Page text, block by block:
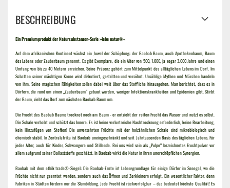
BESCHREIBUNG
Ein Premiumprodukt der Natursubstanzen-Serie »lebe natur®«
Auf dem afrikanischen Kontinent wächst ein Juwel der Schöpfung: der Baobab Baum, auch Apothekenbaum, Baum
des Lebens oder Zauberbaum genannt. Es gibt Exemplare, die ein Alter von 500, 1.000, ja sogar 3.000 Jahre und einen
Umfang von bis zu 40 Metern erreichen. Seine Präsenz gehört zum Mittelpunkt des alltäglichen Lebens im Dorf. Im
Schatten seiner mächtigen Krone wird diskutiert, gestritten und versöhnt. Unzählige Mythen und Märchen handeln
von ihm. Seine magischen Fähigkeiten sollen dabei weit über das Stoffliche hinausgehen. Man berichtet, dass es in
Dörfern, die rund um einen „Zauberbaum“ gebaut wurden, weniger Infektionskrankheiten und Epidemien gibt. Stirbt
der Baum, zieht das Dorf zum nächsten Baobab Baum um.
Die Frucht des Baobab Baums trocknet noch am Baum - er entzieht der reifen Frucht das Wasser und nutzt es selbst.
Die Schale verholzt und schützt das Innere. Es ist keine verlustreiche Nachtrocknung erforderlich, keine Bearbeitung,
kein Hinzufügen von Stoffen! Die unversehrten Früchte mit der holzähnlichen Schale sind mikrobiologisch und
chemisch stabil. In Zentralafrika ist Baobab uneingeschränkt und seit Jahrtausenden Basis des täglichen Lebens. Für
jedes Alter, auch für Kinder, Schwangere und Stillende. Bei uns wird sein als „Pulpe“ bezeichnetes Fruchtpulver vor
allem aufgrund seiner Ballaststoffe geschätzt. In Baobab wirkt die Natur in ihren unerschöpflichen Synergien.
Baobab mit dem ethik trade®-Siegel: Die Baobab-Ernte ist Lebensgrundlage für einige Dörfer im Senegal, wo die
Früchte nicht nur geerntet werden, sondern auch das Öffnen und Zerkleinern erfolgt. Ein wesentlicher Faktor, denn
Fabriken in Städten fördern nur die Slumbildung. Jede Frucht ist rückverfolgbar – das bedeutet höchste Qualität! Es